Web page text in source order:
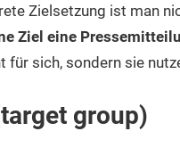
Zielsetzung ist man
Ziel eine
für sich, sondern sie
group)